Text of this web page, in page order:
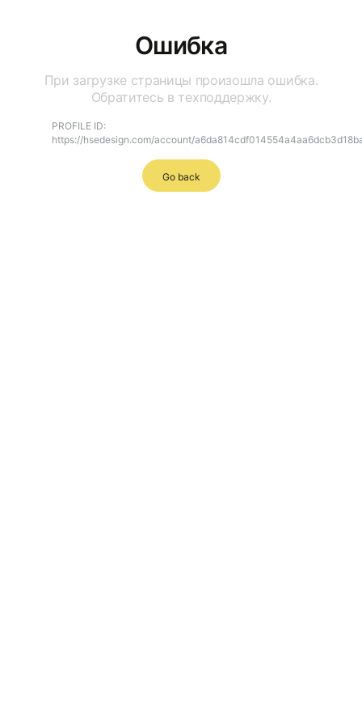
Ошибка
При загрузке страницы произошла ошибка.
Обратитесь в техподдержку.
PROFILE ID:
https://hsedesign.com/account/
Go back